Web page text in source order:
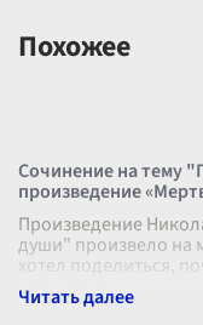
Похожее
Сочинение на тему
произведение
Произведение
души" произвело на
хотел поделиться,
увлекательным и